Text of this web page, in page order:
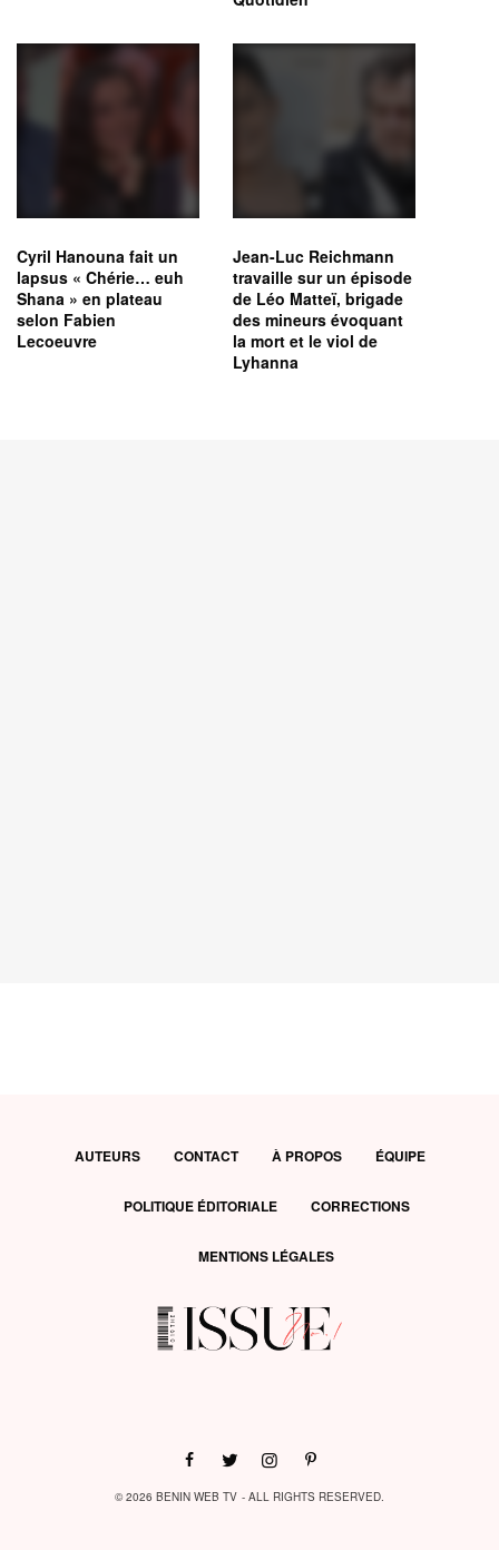
Cyril Hanouna fait un
lapsus « Chérie… euh
Shana » en plateau
selon Fabien
Lecoeuvre
Jean-Luc Reichmann
travaille sur un épisode
de Léo Matteï, brigade
des mineurs évoquant
la mort et le viol de
Lyhanna
AUTEURS CONTACT À PROPOS ÉQUIPE
POLITIQUE ÉDITORIALE CORRECTIONS
MENTIONS LÉGALES
© 2026 BENIN WEB TV - ALL RIGHTS RESERVED.